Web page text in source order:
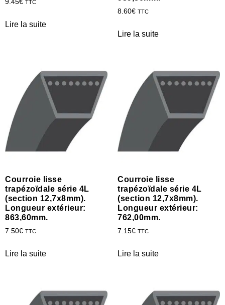
9.45€ TTC
Lire la suite
8.60€ TTC
Lire la suite
Courroie lisse
trapézoïdale série 4L
(section 12,7x8mm).
Longueur extérieur:
863,60mm.
7.50€ TTC
Lire la suite
Courroie lisse
trapézoïdale série 4L
(section 12,7x8mm).
Longueur extérieur:
762,00mm.
7.15€ TTC
Lire la suite